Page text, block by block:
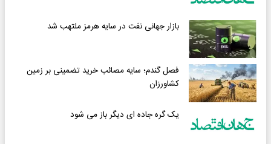
بازار جهانی نفت در سایه هرمز ملتهب شد
فصل گندم؛ سایه مصائب خرید تضمینی بر زمین
کشاورزان
یک گره جاده ای دیگر باز می شود